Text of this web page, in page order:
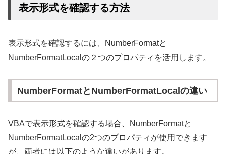
表示形式を確認する方法
表示形式を確認するには、NumberFormatと
NumberFormatLocalの２つのプロパティを活用します。
NumberFormatとNumberFormatLocalの違い
VBAで表示形式を確認する場合、NumberFormatと
NumberFormatLocalの2つのプロパティが使用できます
が、両者には以下のような違いがあります。